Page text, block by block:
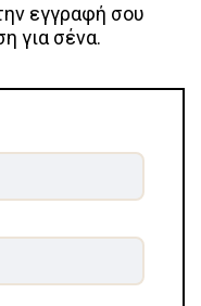
εγγραφή σου
για σένα.